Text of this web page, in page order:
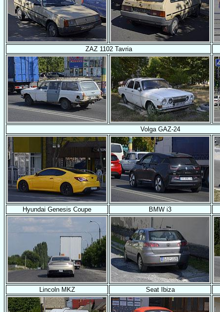
ZAZ 1102 Tavria
Volga GAZ-24
Hyundai Genesis Coupe BMW i3
Lincoln MKZ Seat Ibiza